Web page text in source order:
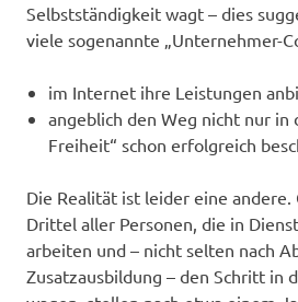
Selbstständigkeit wagt – dies
viele sogenannte „Unternehmer-
im Internet ihre Leistungen
angeblich den Weg nicht nur in
Freiheit“ schon erfolgreich
Die Realität ist leider eine andere.
Drittel aller Personen, die in
arbeiten und – nicht selten nach
Zusatzausbildung – den Schritt in